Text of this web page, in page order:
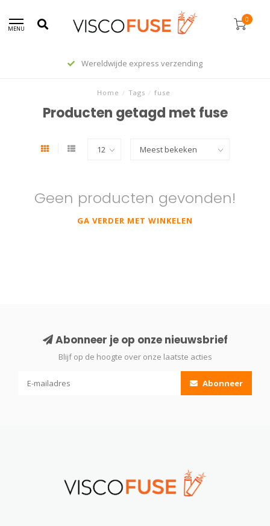
MENU
0
Wereldwijde express verzending
Home / Tags / fuse
Producten getagd met fuse
Geen producten gevonden!
GA VERDER MET WINKELEN
Abonneer je op onze nieuwsbrief
Blijf op de hoogte over onze laatste acties
Abonneer